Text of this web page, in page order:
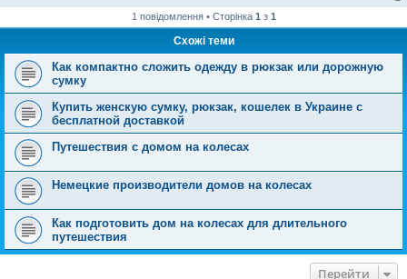
1 повідомлення • Сторінка 1 з 1
Схожі теми
Как компактно сложить одежду в рюкзак или дорожную
сумку
Купить женскую сумку, рюкзак, кошелек в Украине с
бесплатной доставкой
Путешествия с домом на колесах
Немецкие производители домов на колесах
Как подготовить дом на колесах для длительного
путешествия
Перейти